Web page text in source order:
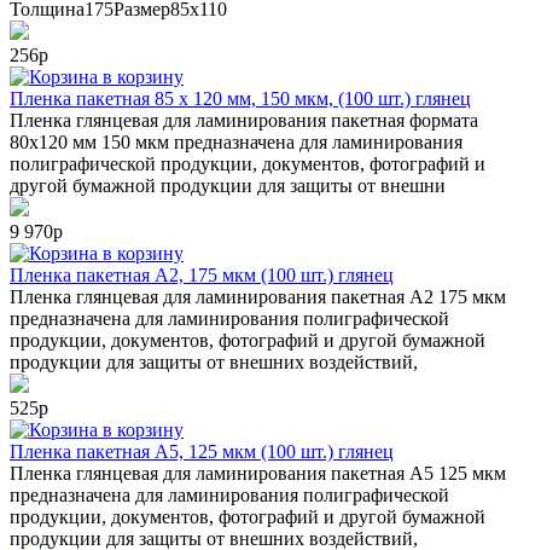
Толщина175Размер85х110
256р
в корзину
Пленка пакетная 85 х 120 мм, 150 мкм, (100 шт.) глянец
Пленка глянцевая для ламинирования пакетная формата
80х120 мм 150 мкм предназначена для ламинирования
полиграфической продукции, документов, фотографий и
другой бумажной продукции для защиты от внешни
9 970р
в корзину
Пленка пакетная А2, 175 мкм (100 шт.) глянец
Пленка глянцевая для ламинирования пакетная А2 175 мкм
предназначена для ламинирования полиграфической
продукции, документов, фотографий и другой бумажной
продукции для защиты от внешних воздействий,
525р
в корзину
Пленка пакетная А5, 125 мкм (100 шт.) глянец
Пленка глянцевая для ламинирования пакетная А5 125 мкм
предназначена для ламинирования полиграфической
продукции, документов, фотографий и другой бумажной
продукции для защиты от внешних воздействий,